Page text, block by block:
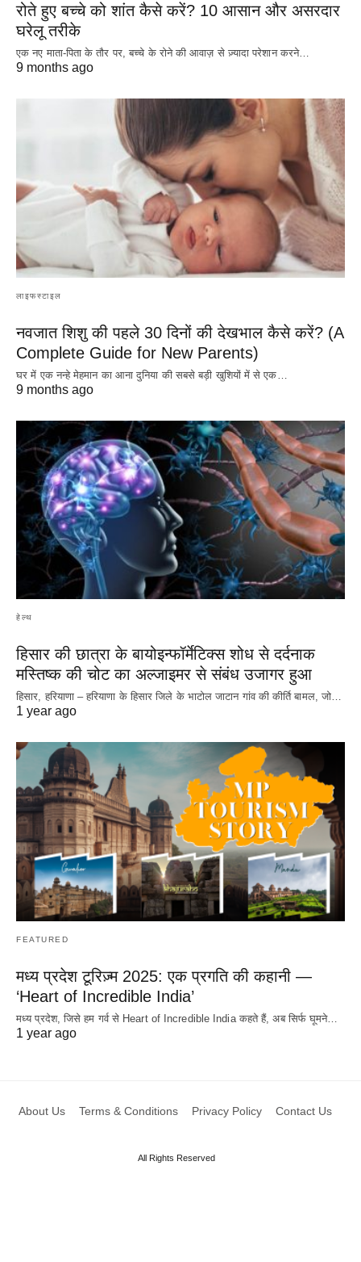
रोते हुए बच्चे को शांत कैसे करें? 10 आसान और असरदार
घरेलू तरीके
एक नए माता-पिता के तौर पर, बच्चे के रोने की आवाज़ से ज़्यादा परेशान करने…
9 months ago
लाइफस्टाइल
नवजात शिशु की पहले 30 दिनों की देखभाल कैसे करें? (A
Complete Guide for New Parents)
घर में एक नन्हे मेहमान का आना दुनिया की सबसे बड़ी खुशियों में से एक…
9 months ago
हेल्थ
हिसार की छात्रा के बायोइन्फॉर्मेटिक्स शोध से दर्दनाक
मस्तिष्क की चोट का अल्जाइमर से संबंध उजागर हुआ
हिसार, हरियाणा – हरियाणा के हिसार जिले के भाटोल जाटान गांव की कीर्ति बामल, जो…
1 year ago
FEATURED
मध्य प्रदेश टूरिज़्म 2025: एक प्रगति की कहानी —
‘Heart of Incredible India’
मध्य प्रदेश, जिसे हम गर्व से Heart of Incredible India कहते हैं, अब सिर्फ घूमने…
1 year ago
About Us Terms & Conditions Privacy Policy Contact Us
All Rights Reserved